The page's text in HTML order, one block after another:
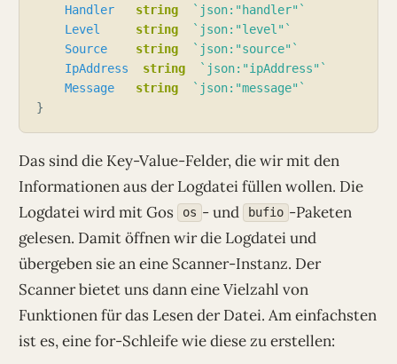
Handler
string
`json:"handler"`
Level
string
`json:"level"`
Source
string
`json:"source"`
IpAddress
string
`json:"ipAddress"`
Message
string
`json:"message"`
Das sind die Key-Value-Felder, die wir mit den
Informationen aus der Logdatei füllen wollen. Die
Logdatei wird mit Gos os - und bufio -Paketen
gelesen. Damit öffnen wir die Logdatei und
übergeben sie an eine Scanner-Instanz. Der
Scanner bietet uns dann eine Vielzahl von
Funktionen für das Lesen der Datei. Am einfachsten
ist es, eine for-Schleife wie diese zu erstellen: